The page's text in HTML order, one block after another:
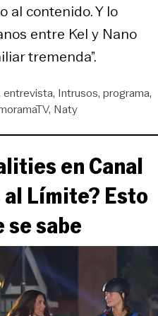
al contenido. Y lo
entre Kel y Nano
tremenda”.
entrevista Intrusos programa
Naty
en Canal
Límite? Esto
se sabe